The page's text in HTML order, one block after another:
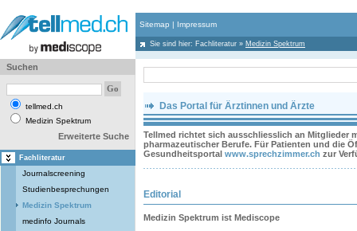
Sitemap | Impressum
Sie sind hier: Fachliteratur » Medizin Spektrum
Suchen
tellmed.ch
Medizin Spektrum
Erweiterte Suche
Fachliteratur
Journalscreening
Studienbesprechungen
Medizin Spektrum
medinfo Journals
Das Portal für Ärztinnen und Ärzte
Tellmed richtet sich ausschliesslich an Mitglieder
pharmazeutischer Berufe. Für Patienten und die
Gesundheitsportal www.sprechzimmer.ch zur
Editorial
Medizin Spektrum ist Mediscope